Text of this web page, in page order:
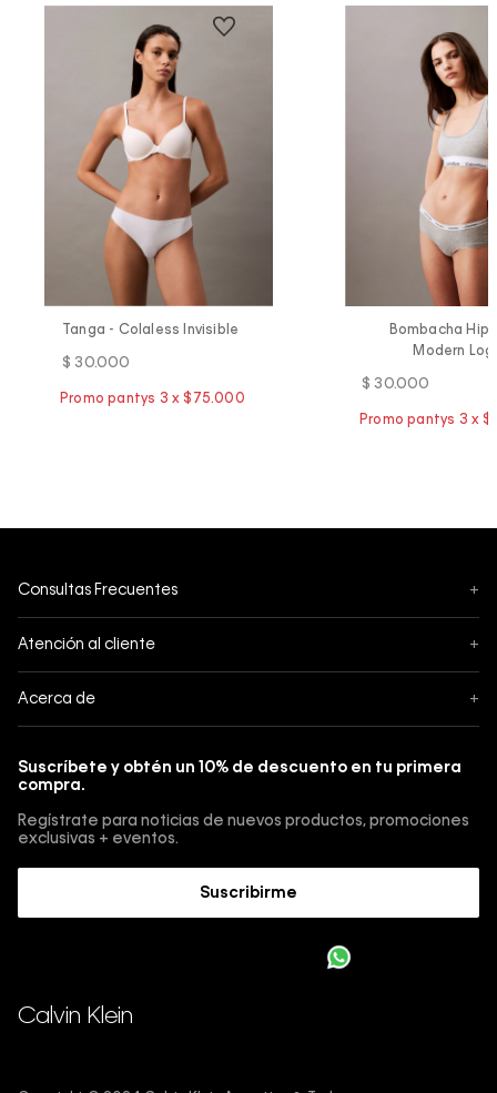
Tanga - Colaless Invisible
$ 30.000
Bombacha
Modern
$ 30.000
Consultas Frecuentes +
Pedidos
Cambios, envios y devoluciones
Guía de talles
Atención al cliente +
Botón de Arrepentimiento
Acerca de +
Guía de jeans
Guía de cuidado Denim
Suscríbete y obtén un 10% de descuento en tu primera
compra.
Regístrate para noticias de nuevos productos, promociones
exclusivas + eventos.
Suscribirme
Calvin Klein